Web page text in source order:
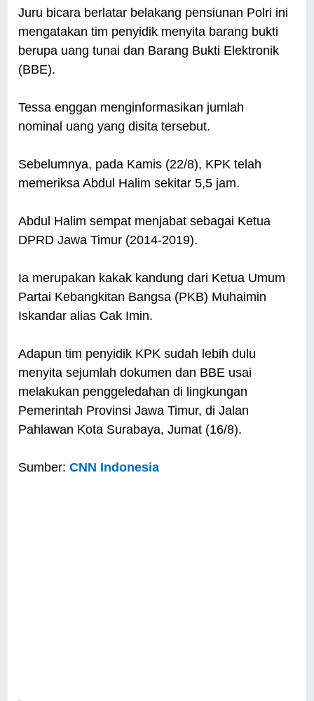
Juru bicara berlatar belakang pensiunan Polri ini
mengatakan tim penyidik menyita barang bukti
berupa uang tunai dan Barang Bukti Elektronik
(BBE).
Tessa enggan menginformasikan jumlah
nominal uang yang disita tersebut.
Sebelumnya, pada Kamis (22/8), KPK telah
memeriksa Abdul Halim sekitar 5,5 jam.
Abdul Halim sempat menjabat sebagai Ketua
DPRD Jawa Timur (2014-2019).
Ia merupakan kakak kandung dari Ketua Umum
Partai Kebangkitan Bangsa (PKB) Muhaimin
Iskandar alias Cak Imin.
Adapun tim penyidik KPK sudah lebih dulu
menyita sejumlah dokumen dan BBE usai
melakukan penggeledahan di lingkungan
Pemerintah Provinsi Jawa Timur, di Jalan
Pahlawan Kota Surabaya, Jumat (16/8).
Sumber:CNN Indonesia